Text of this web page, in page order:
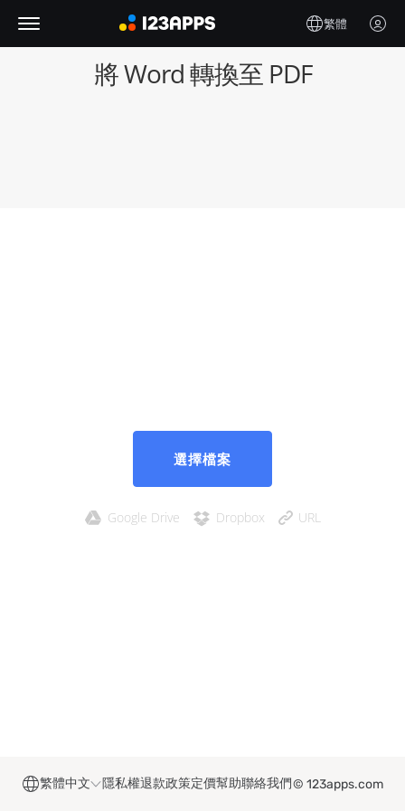
繁體
將 Word 轉換至 PDF
選擇檔案
Google Drive Dropbox URL
© 123apps.com
隱私權退款政策定價幫助聯絡我們
繁體中文